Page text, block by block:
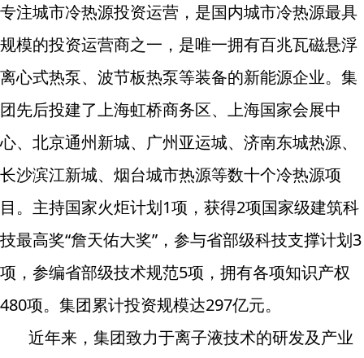
专注城市冷热源投资运营，是国内城市冷热源最具
规模的投资运营商之一，是唯一拥有百兆瓦磁悬浮
离心式热泵、波节板热泵等装备的新能源企业。集
团先后投建了上海虹桥商务区、上海国家会展中
心、北京通州新城、广州亚运城、济南东城热源、
长沙滨江新城、烟台城市热源等数十个冷热源项
目。主持国家火炬计划1项，获得2项国家级建筑科
技最高奖“詹天佑大奖”，参与省部级科技支撑计划3
项，参编省部级技术规范5项，拥有各项知识产权
480项。集团累计投资规模达297亿元。
近年来，集团致力于离子液技术的研发及产业